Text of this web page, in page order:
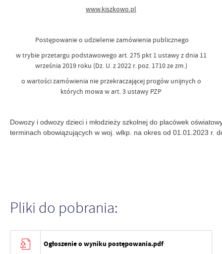
www.kiszkowo.pl
Postępowanie o udzielenie zamówienia publicznego
w trybie przetargu podstawowego art. 275 pkt 1 ustawy z dnia 11
września 2019 roku (Dz. U. z 2022 r. poz. 1710 ze zm.)
o wartości zamówienia nie przekraczającej progów unijnych o
których mowa w art. 3 ustawy PZP
Dowozy i odwozy dzieci i młodzieży szkolnej do placówek
terminach obowiązujących w woj. wlkp. na okres od 01.01.2023 r.
Pliki do pobrania:
Ogłoszenie o wyniku postępowania.pdf